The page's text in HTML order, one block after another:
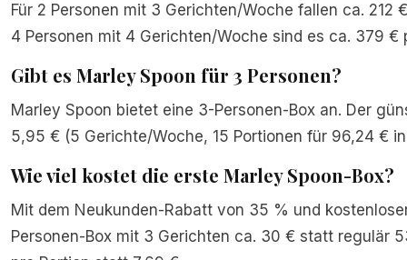
Für 2 Personen mit 3 Gerichten/Woche fallen ca. 212
4 Personen mit 4 Gerichten/Woche sind es ca. 379
Gibt es Marley Spoon für 3 Personen?
Marley Spoon bietet eine 3-Personen-Box an. Der
5,95 € (5 Gerichte/Woche, 15 Portionen für 96,24 €
Wie viel kostet die erste Marley Spoon-Box?
Mit dem Neukunden-Rabatt von 35 % und
Personen-Box mit 3 Gerichten ca. 30 € statt regulär